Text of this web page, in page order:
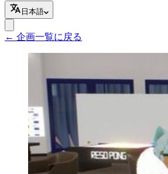
日本語
← 企画一覧に戻る